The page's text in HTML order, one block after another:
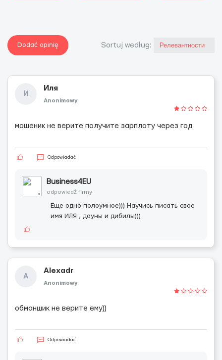
Dodać opinię Sortuj według:
И
Иля
Anonimowy
мошеник не верите получите зарплату через год
Odpowiadać
Business4EU
odpowiedź firmy
Еще одно полоумное))) Научись писать свое
имя ИЛЯ , дауны и дибилы)))
A
Alexadr
Anonimowy
обманшик не верите ему))
Odpowiadać